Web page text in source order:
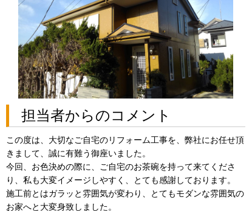
担当者からのコメント
この度は、大切なご自宅のリフォーム工事を、弊社にお任せ頂
きまして、誠に有難う御座いました。
今回、お色決めの際に、ご自宅のお茶碗を持って来てくださ
り、私も大変イメージしやすく、とても感謝しております。
施工前とはガラッと雰囲気が変わり、とてもモダンな雰囲気の
お家へと大変身致しました。